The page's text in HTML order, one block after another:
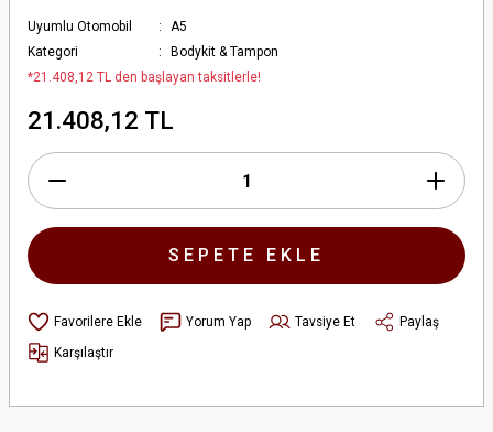
Uyumlu Otomobil
A5
Kategori
Bodykit & Tampon
*21.408,12 TL den başlayan taksitlerle!
21.408,12 TL
SEPETE EKLE
Yorum Yap Tavsiye Et
Paylaş
Karşılaştır